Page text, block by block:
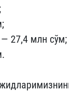
— 27,4 млн сўм;